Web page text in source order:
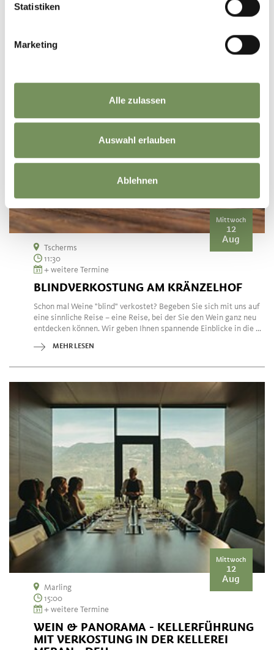
Statistiken
Marketing
Alle zulassen
Auswahl erlauben
Ablehnen
MEHR LESEN
Mittwoch
12
Aug
Tscherms
11:30
+ weitere Termine
BLINDVERKOSTUNG AM KRÄNZELHOF
Schon mal Weine "blind" verkostet? Begeben Sie sich mit uns auf
eine sinnliche Reise – eine Reise, bei der Sie den Wein ganz neu
entdecken können. Wir geben Ihnen spannende Einblicke in die ...
MEHR LESEN
Mittwoch
12
Aug
Marling
15:00
+ weitere Termine
WEIN & PANORAMA - KELLERFÜHRUNG
MIT VERKOSTUNG IN DER KELLEREI